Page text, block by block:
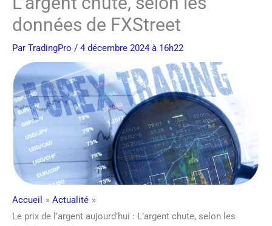
données de FXStreet
Par TradingPro / 4 décembre 2024 à 16h22
Accueil
Actualité
Le prix de l’argent aujourd’hui : L’argent chute, selon les